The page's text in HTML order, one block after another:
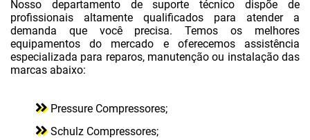
COMPRESSORES MOTOMIL
COMPRESSORES ODIN
COMPRESSORES PRESSURE
COMPRESSORES TECHTO BRASIL
Nosso departamento de suporte técnico dispõe de
profissionais altamente qualificados para atender a
demanda que você precisa. Temos os melhores
equipamentos do mercado e oferecemos assistência
especializada para reparos, manutenção ou instalação das
marcas abaixo:
Pressure Compressores;
Schulz Compressores;